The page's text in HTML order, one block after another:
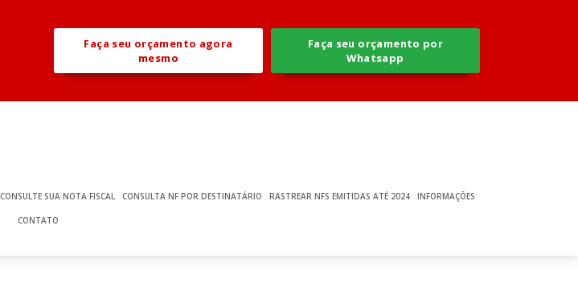
Faça seu orçamento agora
mesmo
Faça seu orçamento por
Whatsapp
CONSULTE SUA NOTA FISCAL CONSULTA NF POR DESTINATÁRIO RASTREAR NFS EMITIDAS ATÉ 2024 INFORMAÇÕES
CONTATO